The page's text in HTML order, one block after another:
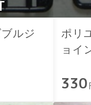
ルジ
ポリ
ョイ
330